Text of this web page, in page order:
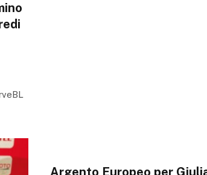
Argento Europeo per